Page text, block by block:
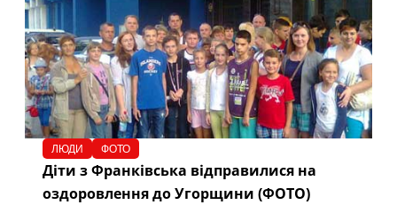
ЛЮДИ ФОТО
Діти з Франківська відправилися на
оздоровлення до Угорщини (ФОТО)